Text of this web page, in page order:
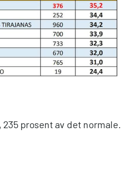
prosent av det normale.